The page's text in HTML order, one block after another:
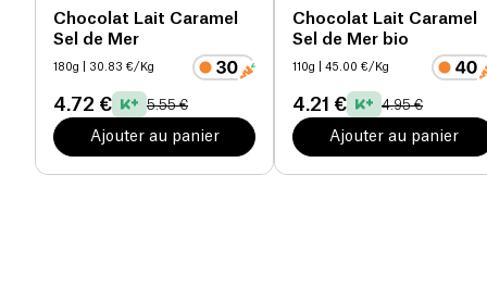
Chocolat Lait Caramel
Sel de Mer
180g | 30.83 €/Kg
4.72 € 5.55 €
Ajouter au panier
Chocolat Lait Caramel
Sel de Mer bio
110g | 45.00 €/Kg
4.21 € 4.95 €
Ajouter au panier